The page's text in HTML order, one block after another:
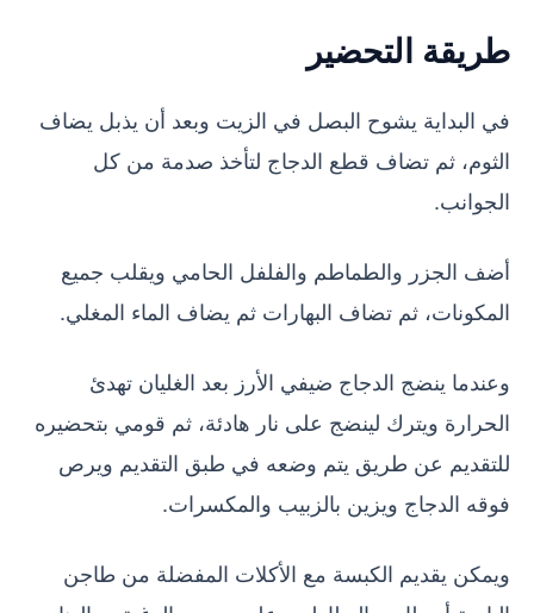
طريقة التحضير
في البداية يشوح البصل في الزيت وبعد أن يذبل يضاف
الثوم، ثم تضاف قطع الدجاج لتأخذ صدمة من كل
الجوانب.
أضف الجزر والطماطم والفلفل الحامي ويقلب جميع
المكونات، ثم تضاف البهارات ثم يضاف الماء المغلي.
وعندما ينضج الدجاج ضيفي الأرز بعد الغليان تهدئ
الحرارة ويترك لينضج على نار هادئة، ثم قومي بتحضيره
للتقديم عن طريق يتم وضعه في طبق التقديم ويرص
فوقه الدجاج ويزين بالزبيب والمكسرات.
ويمكن يقديم الكبسة مع الأكلات المفضلة من طاجن